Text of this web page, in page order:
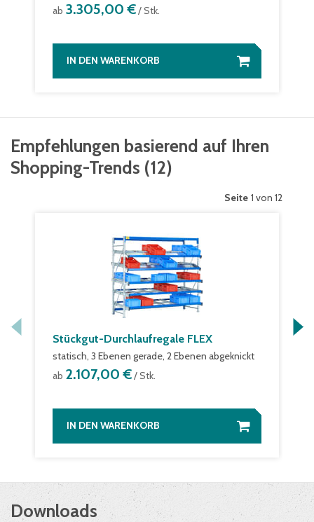
ab 3.305,00 €/ Stk.
IN DEN WARENKORB
Empfehlungen basierend auf Ihren
Shopping-Trends (12)
Seite 1 von 12
Stückgut-Durchlaufregale FLEX
statisch, 3 Ebenen gerade, 2 Ebenen abgeknickt
ab 2.107,00 €/ Stk.
IN DEN WARENKORB
Downloads